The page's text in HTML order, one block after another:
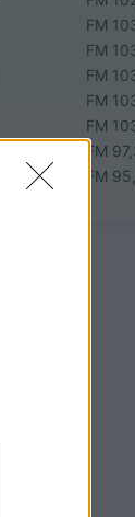
FM
FM
FM
FM
FM
FM
FM